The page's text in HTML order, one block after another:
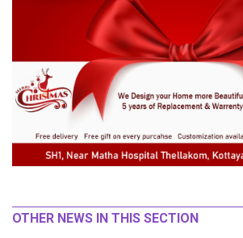
OTHER NEWS IN THIS SECTION